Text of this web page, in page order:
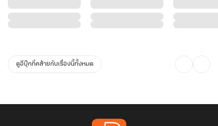
ดูอีบุ๊กที่คล้ายกับเรื่องนี้ทั้งหมด